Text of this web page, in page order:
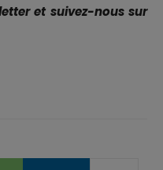
et suivez-nous sur